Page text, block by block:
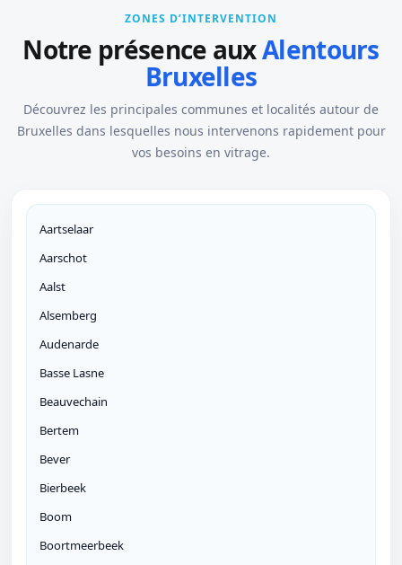
ZONES D’INTERVENTION
Notre présence auxAlentours
Bruxelles
Découvrez les principales communes et localités autour de
Bruxelles dans lesquelles nous intervenons rapidement pour
vos besoins en vitrage.
Aartselaar
Aarschot
Aalst
Alsemberg
Audenarde
Basse Lasne
Beauvechain
Bertem
Bever
Bierbeek
Boom
Boortmeerbeek